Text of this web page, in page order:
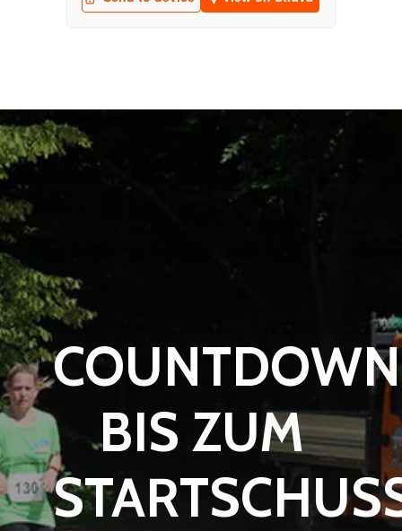
COUNTDOWN
BIS ZUM